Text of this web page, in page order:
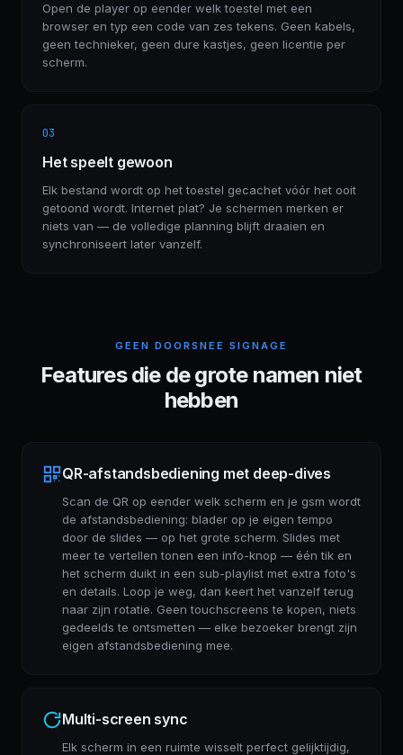
Open de player op eender welk toestel met een
browser en typ een code van zes tekens. Geen kabels,
geen technieker, geen dure kastjes, geen licentie per
scherm.
03
Het speelt gewoon
Elk bestand wordt op het toestel gecachet vóór het ooit
getoond wordt. Internet plat? Je schermen merken er
niets van — de volledige planning blijft draaien en
synchroniseert later vanzelf.
GEEN DOORSNEE SIGNAGE
Features die de grote namen niet
hebben
QR-afstandsbediening met deep-dives
Scan de QR op eender welk scherm en je gsm wordt
de afstandsbediening: blader op je eigen tempo
door de slides — op het grote scherm. Slides met
meer te vertellen tonen een info-knop — één tik en
het scherm duikt in een sub-playlist met extra foto's
en details. Loop je weg, dan keert het vanzelf terug
naar zijn rotatie. Geen touchscreens te kopen, niets
gedeelds te ontsmetten — elke bezoeker brengt zijn
eigen afstandsbediening mee.
Multi-screen sync
Elk scherm in een ruimte wisselt perfect gelijktijdig,